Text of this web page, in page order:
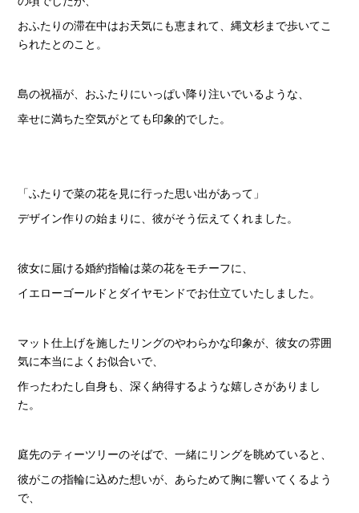
おふたりの滞在中はお天気にも恵まれて、縄文杉まで歩いてこ
られたとのこと。
島の祝福が、おふたりにいっぱい降り注いでいるような、
幸せに満ちた空気がとても印象的でした。
「ふたりで菜の花を見に行った思い出があって」
デザイン作りの始まりに、彼がそう伝えてくれました。
彼女に届ける婚約指輪は菜の花をモチーフに、
イエローゴールドとダイヤモンドでお仕立ていたしました。
マット仕上げを施したリングのやわらかな印象が、彼女の雰囲
気に本当によくお似合いで、
作ったわたし自身も、深く納得するような嬉しさがありまし
た。
庭先のティーツリーのそばで、一緒にリングを眺めていると、
彼がこの指輪に込めた想いが、あらためて胸に響いてくるよう
で、